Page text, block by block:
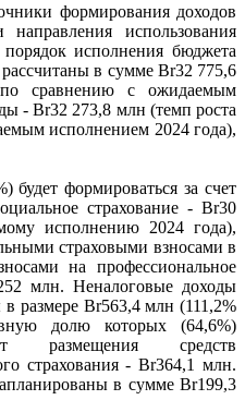
формирования доходов
использования
порядок исполнения бюджета
в сумме Br32 775,6
сравнению с ожидаемым
- Br32 273,8 млн (темп роста
исполнением 2024 года),
будет формироваться за счет
страхование - Br30
исполнению 2024 года),
страховыми взносами в
на профессиональное
млн. Неналоговые доходы
размере Br563,4 млн (111,2%
долю которых (64,6%)
средств
страхования - Br364,1 млн.
в сумме Br199,3